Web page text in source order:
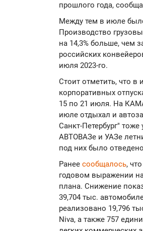
прошлого года,
Между тем в июле
Производство
на 14,3% больше, чем
российских
июля 2023-го.
Стоит отметить, что в
корпоративных
15 по 21 июля. На
июле отдыхал и
Санкт-Петербург"
АВТОВАЗе и УАЗе
под них было
Ранее сообщалось,
годовом выражении
плана. Снижение
39,704 тыс.
реализовано 19,796
Niva, а также 757